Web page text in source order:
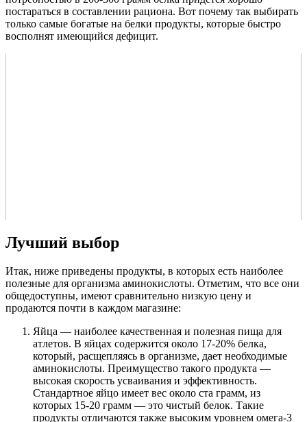
постараться в составлении рациона. Вот почему так выбирать
только самые богатые на белки продукты, которые быстро
восполнят имеющийся дефицит.
Лучший выбор
Итак, ниже приведены продукты, в которых есть наиболее
полезные для организма аминокислоты. Отметим, что все они
общедоступны, имеют сравнительно низкую цену и
продаются почти в каждом магазине:
Яйца — наиболее качественная и полезная пища для
атлетов. В яйцах содержится около 17-20% белка,
который, расщепляясь в организме, дает необходимые
аминокислоты. Преимущество такого продукта —
высокая скорость усваивания и эффективность.
Стандартное яйцо имеет вес около ста грамм, из
которых 15-20 грамм — это чистый белок. Такие
продукты отличаются также высоким уровнем омега-3